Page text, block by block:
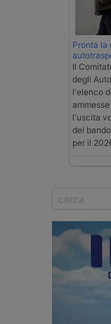
Pronta la
Il
degli
l'elenco
l'uscita
del
per il